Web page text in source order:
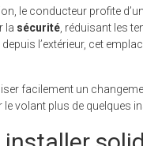
le conducteur profite
la sécurité , réduisant les
l’extérieur, cet
facilement un
volant plus de quelques